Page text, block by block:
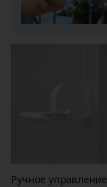
Ручное управление